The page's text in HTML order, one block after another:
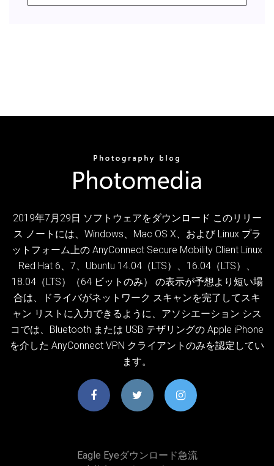
2019年7月29日 ソフトウェアをダウンロード このリリー
ス ノートには、Windows、Mac OS X、および Linux プラ
ットフォーム上の AnyConnect Secure Mobility Client Linux
Red Hat 6、7、Ubuntu 14.04（LTS）、16.04（LTS）、
18.04（LTS）（64 ビットのみ） の表示が予想より短い場
合は、ドライバがネットワーク スキャンを完了してスキ
ャン リストに入力できるように、アソシエーション シス
コでは、Bluetooth または USB テザリングの Apple iPhone
を介した AnyConnect VPN クライアントのみを認定してい
ます。
Eagle Eyeダウンロード急流